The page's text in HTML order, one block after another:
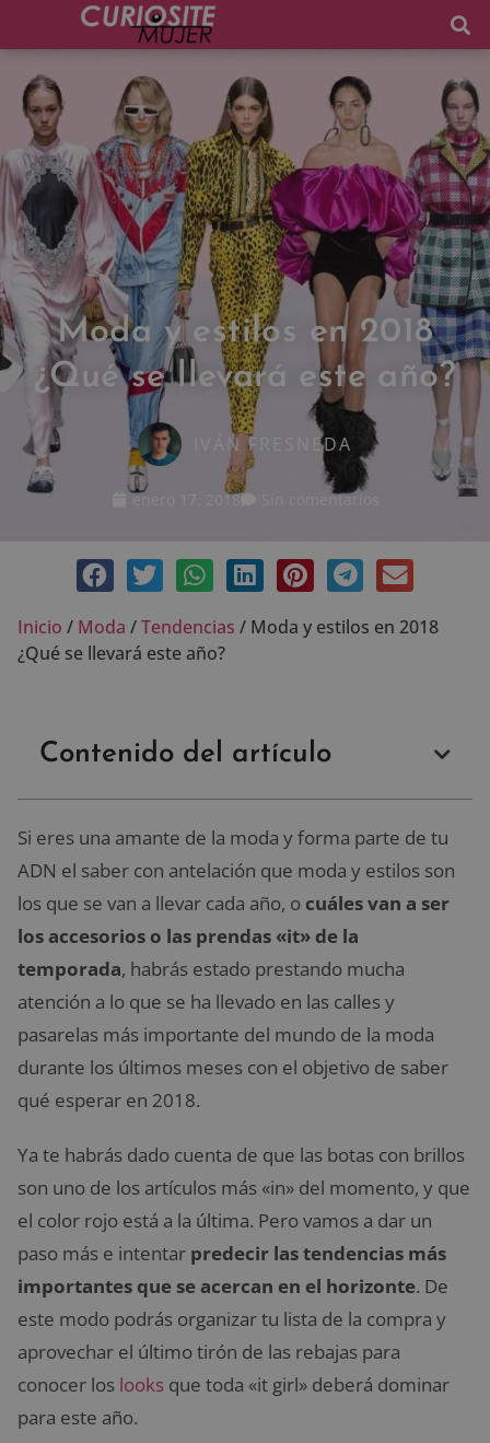
Moda y estilos en 2018
¿Qué se llevará este año?
IVÁN FRESNEDA
enero 17, 2018 Sin comentarios
Inicio / Moda /Tendencias / Moda y estilos en 2018
¿Qué se llevará este año?
Contenido del artículo
Si eres una amante de la moda y forma parte de tu
ADN el saber con antelación que moda y estilos son
los que se van a llevar cada año, o cuáles van a ser
los accesorios o las prendas «it» de la
temporada, habrás estado prestando mucha
atención a lo que se ha llevado en las calles y
pasarelas más importante del mundo de la moda
durante los últimos meses con el objetivo de saber
qué esperar en 2018.
Ya te habrás dado cuenta de que las botas con brillos
son uno de los artículos más «in» del momento, y que
el color rojo está a la última. Pero vamos a dar un
paso más e intentar predecir las tendencias más
importantes que se acercan en el horizonte. De
este modo podrás organizar tu lista de la compra y
aprovechar el último tirón de las rebajas para
conocer los looks que toda «it girl» deberá dominar
para este año.